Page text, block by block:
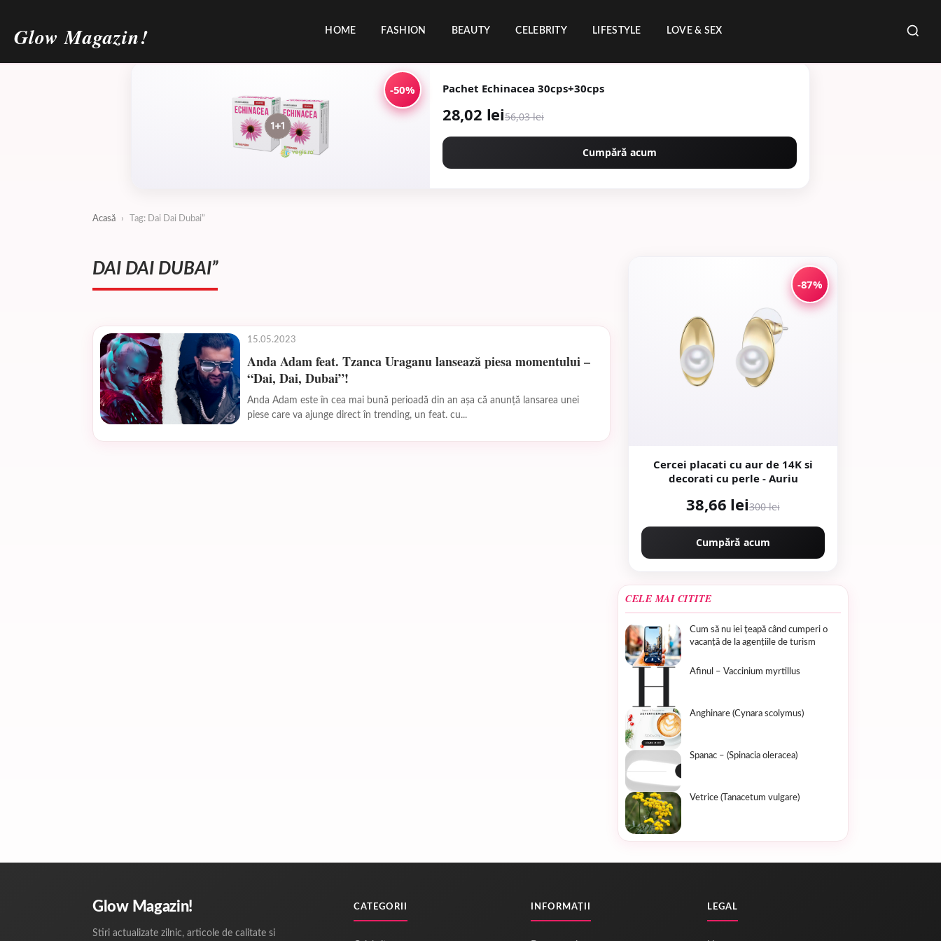
Glow Magazin! HOME FASHION BEAUTY CELEBRITY LIFESTYLE LOVE & SEX
-50% Pachet Echinacea 30cps+30cps
28,02 lei56,03 lei
Cumpără acum
Acasă › Tag: Dai Dai Dubai”
DAI DAI DUBAI”
15.05.2023
Anda Adam feat. Tzanca Uraganu lansează piesa momentului –
“Dai, Dai, Dubai”!
Anda Adam este în cea mai bună perioadă din an așa că anunță lansarea unei
piese care va ajunge direct în trending, un feat. cu...
-87%
Cercei placati cu aur de 14K si
decorati cu perle - Auriu
38,66 lei300 lei
Cumpără acum
CELE MAI CITITE
Cum să nu iei țeapă când cumperi o
vacanță de la agențiile de turism
Afinul – Vaccinium myrtillus
Anghinare (Cynara scolymus)
Spanac – (Spinacia oleracea)
Vetrice (Tanacetum vulgare)
Glow Magazin!
Stiri actualizate zilnic, articole de calitate si
CATEGORII INFORMAȚII LEGAL